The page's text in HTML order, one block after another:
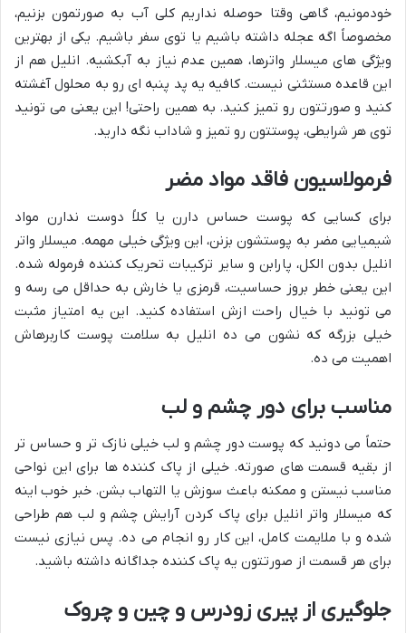
خودمونیم، گاهی وقتا حوصله نداریم کلی آب به صورتمون بزنیم،
مخصوصاً اگه عجله داشته باشیم یا توی سفر باشیم. یکی از بهترین
ویژگی های میسلار واترها، همین عدم نیاز به آبکشیه. انلیل هم از
این قاعده مستثنی نیست. کافیه یه پد پنبه ای رو به محلول آغشته
کنید و صورتتون رو تمیز کنید. به همین راحتی! این یعنی می تونید
توی هر شرایطی، پوستتون رو تمیز و شاداب نگه دارید.
فرمولاسیون فاقد مواد مضر
برای کسایی که پوست حساس دارن یا کلاً دوست ندارن مواد
شیمیایی مضر به پوستشون بزنن، این ویژگی خیلی مهمه. میسلار واتر
انلیل بدون الکل، پارابن و سایر ترکیبات تحریک کننده فرموله شده.
این یعنی خطر بروز حساسیت، قرمزی یا خارش به حداقل می رسه و
می تونید با خیال راحت ازش استفاده کنید. این یه امتیاز مثبت
خیلی بزرگه که نشون می ده انلیل به سلامت پوست کاربرهاش
اهمیت می ده.
مناسب برای دور چشم و لب
حتماً می دونید که پوست دور چشم و لب خیلی نازک تر و حساس تر
از بقیه قسمت های صورته. خیلی از پاک کننده ها برای این نواحی
مناسب نیستن و ممکنه باعث سوزش یا التهاب بشن. خبر خوب اینه
که میسلار واتر انلیل برای پاک کردن آرایش چشم و لب هم طراحی
شده و با ملایمت کامل، این کار رو انجام می ده. پس نیازی نیست
برای هر قسمت از صورتتون یه پاک کننده جداگانه داشته باشید.
جلوگیری از پیری زودرس و چین و چروک